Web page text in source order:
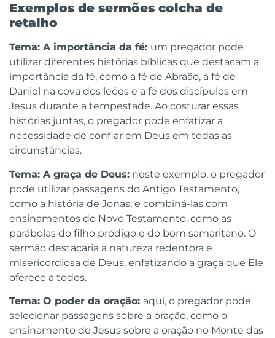
Exemplos de sermões colcha de
retalho
Tema: A importância da fé: um pregador pode
utilizar diferentes histórias bíblicas que destacam a
importância da fé, como a fé de Abraão, a fé de
Daniel na cova dos leões e a fé dos discípulos em
Jesus durante a tempestade. Ao costurar essas
histórias juntas, o pregador pode enfatizar a
necessidade de confiar em Deus em todas as
circunstâncias.
Tema: A graça de Deus: neste exemplo, o pregador
pode utilizar passagens do Antigo Testamento,
como a história de Jonas, e combiná-las com
ensinamentos do Novo Testamento, como as
parábolas do filho pródigo e do bom samaritano. O
sermão destacaria a natureza redentora e
misericordiosa de Deus, enfatizando a graça que Ele
oferece a todos.
Tema: O poder da oração: aqui, o pregador pode
selecionar passagens sobre a oração, como o
ensinamento de Jesus sobre a oração no Monte das